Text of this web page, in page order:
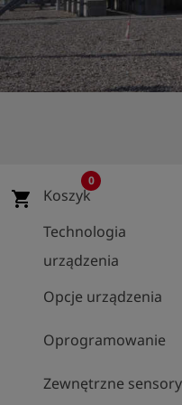
shieldRejestracja
shopping_cart Koszyk
0
Technologia
urządzenia
Opcje urządzenia
Oprogramowanie
Zewnętrzne sensory